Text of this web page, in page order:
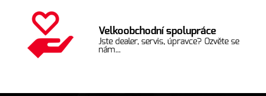
Velkoobchodní spolupráce
Jste dealer, servis, úpravce? Ozvěte se
nám...